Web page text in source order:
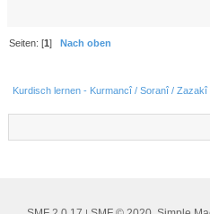
Seiten: [1]Nach oben
Kurdisch lernen - Kurmancî / Soranî / Zazakî